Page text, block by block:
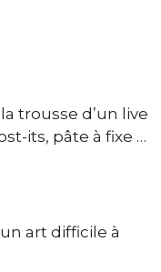
trousse d’un live
its, pâte à fixe …
art difficile à